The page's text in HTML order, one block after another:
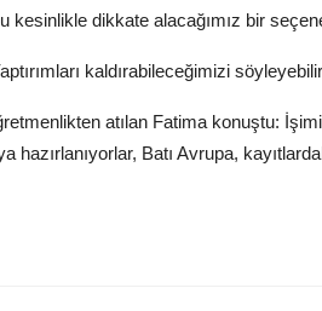
kesinlikle dikkate alacağımız bir
kaldırabileceğimizi
atılan Fatima konuştu:
hazırlanıyorlar, Batı Avrupa,